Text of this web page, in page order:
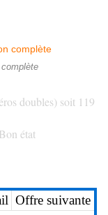
doubles) soit 119
état
Offre suivante